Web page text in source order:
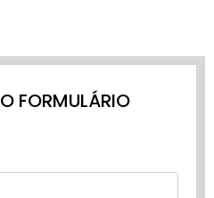
O FORMULÁRIO